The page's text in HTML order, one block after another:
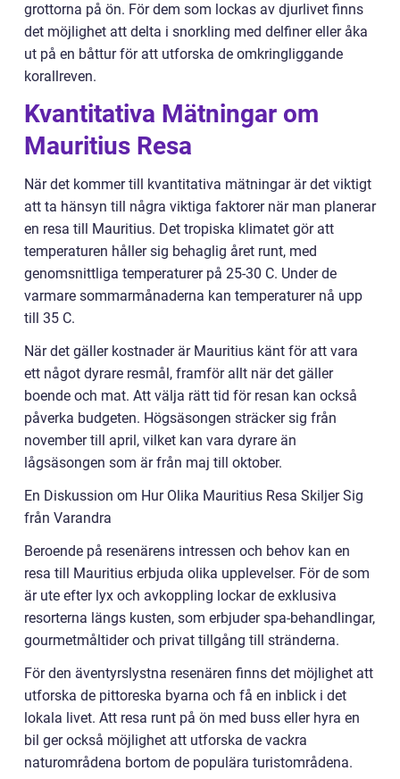
grottorna på ön. För dem som lockas av djurlivet finns
det möjlighet att delta i snorkling med delfiner eller åka
ut på en båttur för att utforska de omkringliggande
korallreven.
Kvantitativa Mätningar om
Mauritius Resa
När det kommer till kvantitativa mätningar är det viktigt
att ta hänsyn till några viktiga faktorer när man planerar
en resa till Mauritius. Det tropiska klimatet gör att
temperaturen håller sig behaglig året runt, med
genomsnittliga temperaturer på 25-30 C. Under de
varmare sommarmånaderna kan temperaturer nå upp
till 35 C.
När det gäller kostnader är Mauritius känt för att vara
ett något dyrare resmål, framför allt när det gäller
boende och mat. Att välja rätt tid för resan kan också
påverka budgeten. Högsäsongen sträcker sig från
november till april, vilket kan vara dyrare än
lågsäsongen som är från maj till oktober.
En Diskussion om Hur Olika Mauritius Resa Skiljer Sig
från Varandra
Beroende på resenärens intressen och behov kan en
resa till Mauritius erbjuda olika upplevelser. För de som
är ute efter lyx och avkoppling lockar de exklusiva
resorterna längs kusten, som erbjuder spa-behandlingar,
gourmetmåltider och privat tillgång till stränderna.
För den äventyrslystna resenären finns det möjlighet att
utforska de pittoreska byarna och få en inblick i det
lokala livet. Att resa runt på ön med buss eller hyra en
bil ger också möjlighet att utforska de vackra
naturområdena bortom de populära turistområdena.